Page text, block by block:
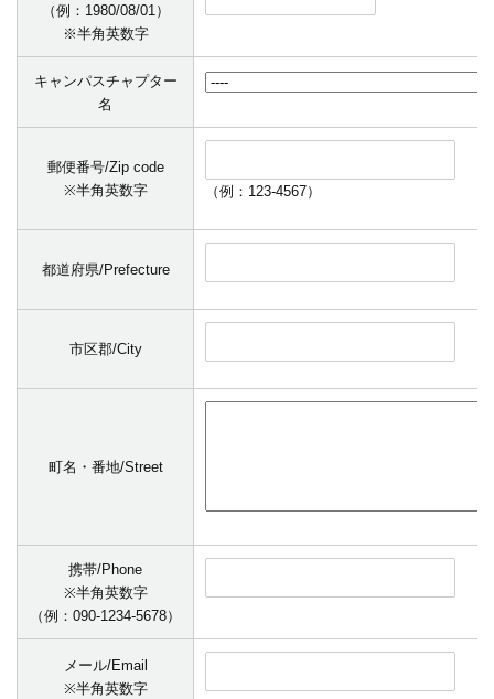
（例：1980/08/01）
※半角英数字
キャンパスチャプター
名
郵便番号/Zip code
※半角英数字
（例：123-4567）
都道府県/Prefecture
市区郡/City
町名・番地/Street
携帯/Phone
※半角英数字
（例：090-1234-5678）
メール/Email
※半角英数字